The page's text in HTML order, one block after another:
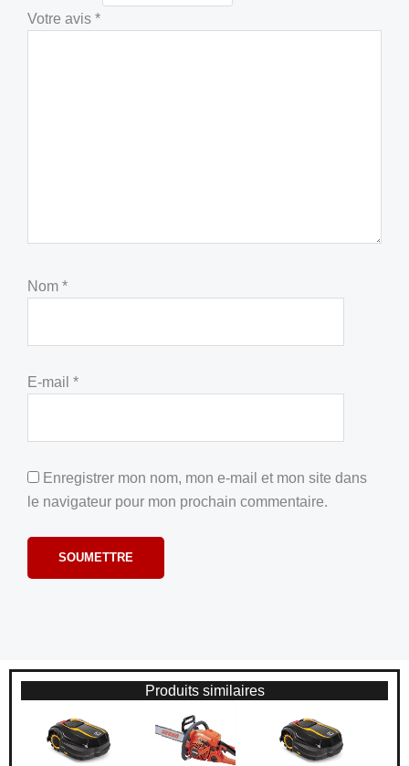
Votre avis *
Nom *
E-mail *
Enregistrer mon nom, mon e-mail et mon site dans
le navigateur pour mon prochain commentaire.
Produits similaires